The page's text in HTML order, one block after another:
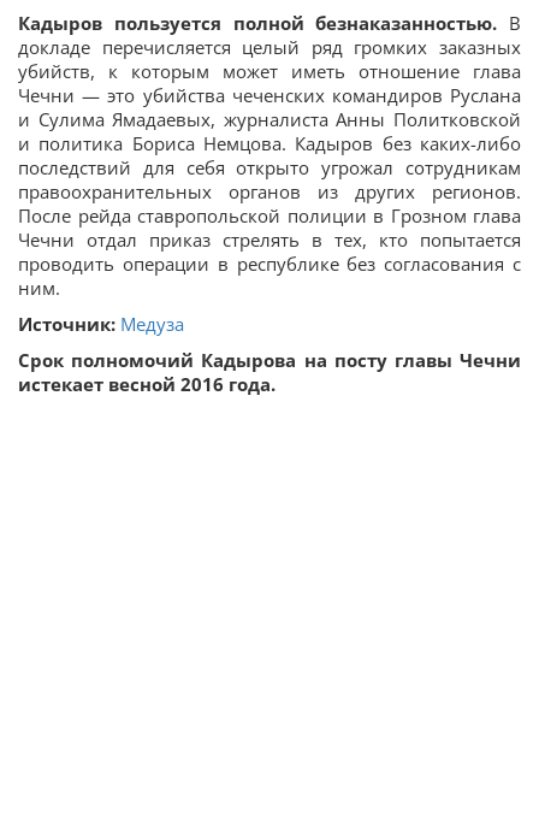
Кадыров пользуется полной безнаказанностью. В
докладе перечисляется целый ряд громких заказных
убийств, к которым может иметь отношение глава
Чечни — это убийства чеченских командиров Руслана
и Сулима Ямадаевых, журналиста Анны Политковской
и политика Бориса Немцова. Кадыров без каких-либо
последствий для себя открыто угрожал сотрудникам
правоохранительных органов из других регионов.
После рейда ставропольской полиции в Грозном глава
Чечни отдал приказ стрелять в тех, кто попытается
проводить операции в республике без согласования с
ним.
Источник: Медуза
Срок полномочий Кадырова на посту главы Чечни
истекает весной 2016 года.